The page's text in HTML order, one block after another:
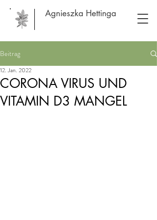
Agnieszka Hettinga
Beitrag
CORONA VIRUS UND
VITAMIN D3 MANGEL
12. Jan. 2022